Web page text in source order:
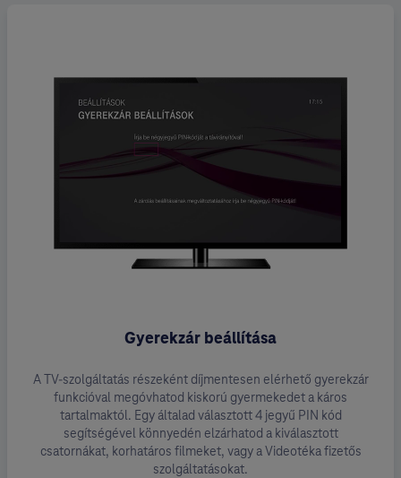
Gyerekzár beállítása
A TV-szolgáltatás részeként díjmentesen elérhető gyerekzár
funkcióval megóvhatod kiskorú gyermekedet a káros
tartalmaktól. Egy általad választott 4 jegyű PIN kód
segítségével könnyedén elzárhatod a kiválasztott
csatornákat, korhatáros filmeket, vagy a Videotéka fizetős
szolgáltatásokat.